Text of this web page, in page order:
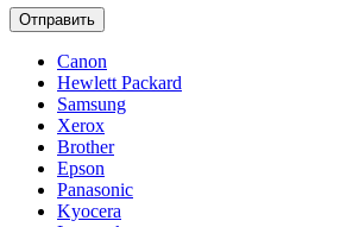
Отправить
Canon
Hewlett Packard
Samsung
Xerox
Brother
Epson
Panasonic
Kyocera